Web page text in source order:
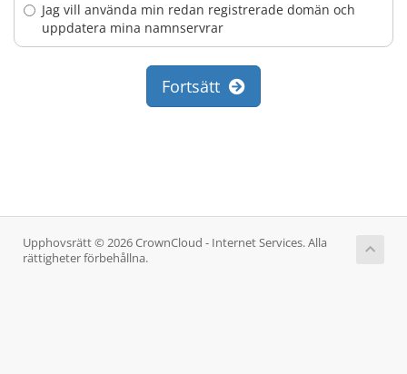
Jag vill använda min redan registrerade domän och
uppdatera mina namnservrar
Fortsätt
Upphovsrätt © 2026 CrownCloud - Internet Services. Alla
rättigheter förbehållna.